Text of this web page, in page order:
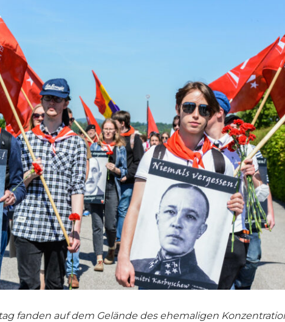
fanden auf dem Gelände des ehemaligen